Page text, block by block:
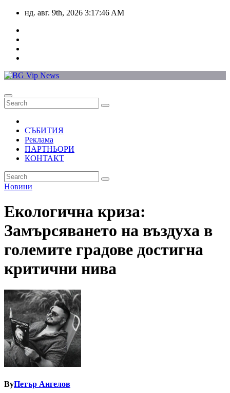
Skip
content
нд. авг. 9th, 2026 3:17:46 AM
СЪБИТИЯ
Реклама
ПАРТНЬОРИ
КОНТАКТ
Новини
Екологична криза:
Замърсяването на въздуха в
големите градове достигна
критични нива
ByПетър Ангелов